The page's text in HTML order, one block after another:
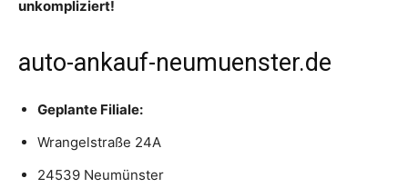
unkompliziert!
auto-ankauf-neumuenster.de
Geplante Filiale:
Wrangelstraße 24A
24539 Neumünster